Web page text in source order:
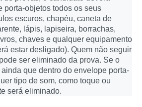
porta-objetos todos os seus
escuros, chapéu, caneta de
lápis, lapiseira, borrachas,
chaves e qualquer equipamento
estar desligado). Quem não seguir
ser eliminado da prova. Se o
que dentro do envelope porta-
tipo de som, como toque ou
será eliminado.